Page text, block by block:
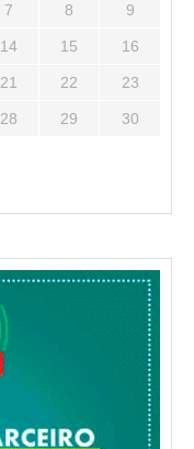
7 8 9
14 15 16
21 22 23
28 29 30